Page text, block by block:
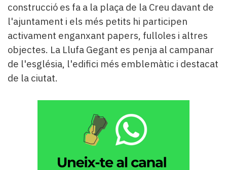
construcció es fa a la plaça de la Creu davant de
l'ajuntament i els més petits hi participen
activament enganxant papers, fulloles i altres
objectes. La Llufa Gegant es penja al campanar
de l'església, l'edifici més emblemàtic i destacat
de la ciutat.